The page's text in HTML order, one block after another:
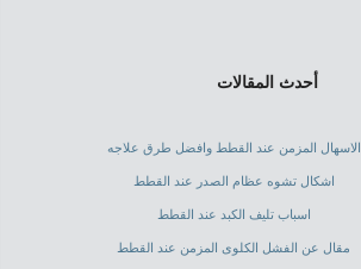
أحدث المقالات
الاسهال المزمن عند القطط وافضل طرق علاجه
اشكال تشوه عظام الصدر عند القطط
اسباب تليف الكبد عند القطط
مقال عن الفشل الكلوى المزمن عند القطط